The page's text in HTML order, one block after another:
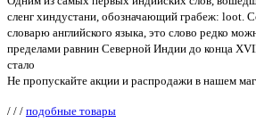
сленг хиндустани, обозначающий грабеж: loot.
словарю английского языка, это слово редко
пределами равнин Северной Индии до конца
стало
Не пропускайте акции и распродажи в нашем
/ / / подобные товары